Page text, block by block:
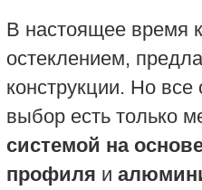
В настоящее время
остеклением,
конструкции. Но все
выбор есть только
системой на
профиля и